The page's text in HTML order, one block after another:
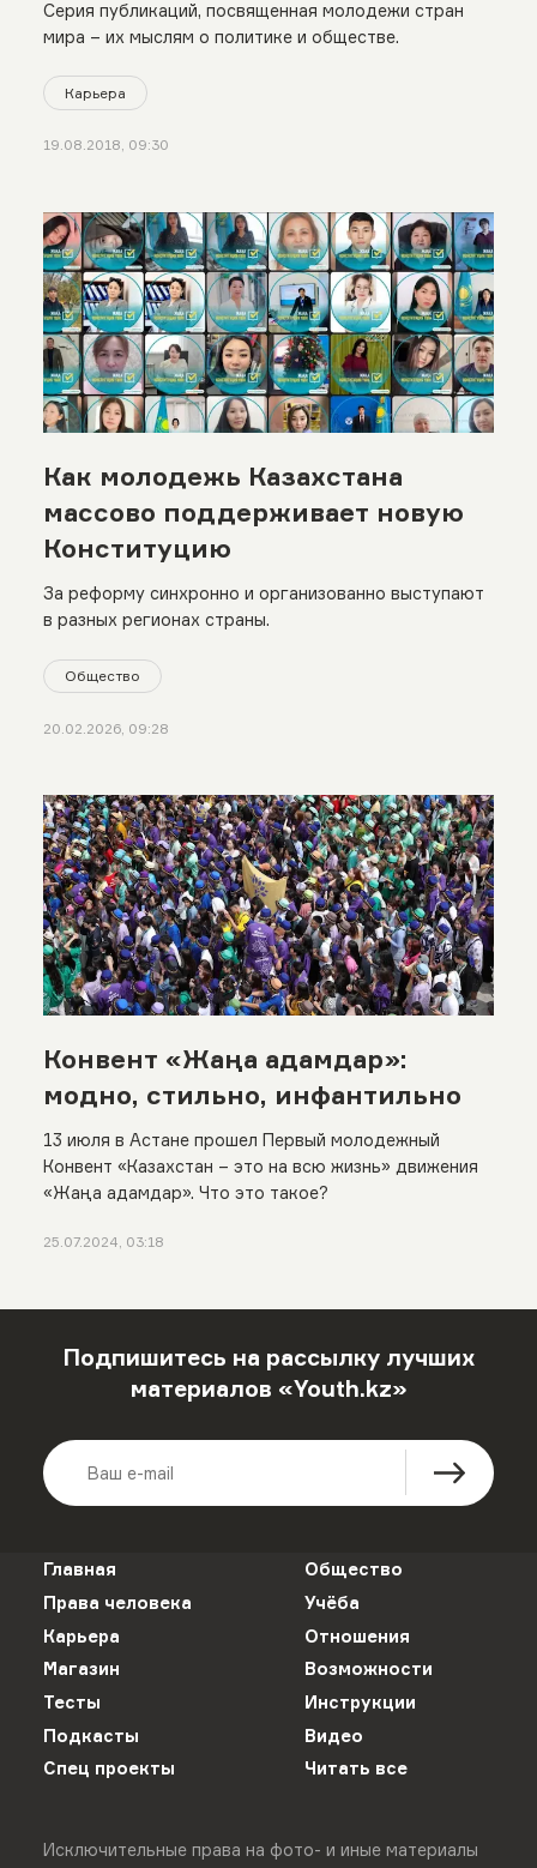
Серия публикаций, посвященная молодежи стран
мира – их мыслям о политике и обществе.
Карьера
19.08.2018, 09:30
Как молодежь Казахстана
массово поддерживает новую
Конституцию
За реформу синхронно и организованно выступают
в разных регионах страны.
Общество
20.02.2026, 09:28
Конвент «Жаңа адамдар»:
модно, стильно, инфантильно
13 июля в Астане прошел Первый молодежный
Конвент «Казахстан – это на всю жизнь» движения
«Жаңа адамдар». Что это такое?
25.07.2024, 03:18
Подпишитесь на рассылку лучших
материалов «Youth.kz»
Главная
Общество
Права человека
Учёба
Карьера
Отношения
Магазин
Возможности
Тесты
Инструкции
Подкасты
Видео
Спец проекты
Читать все
Исключительные права на фото- и иные материалы